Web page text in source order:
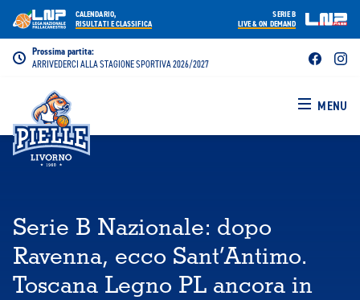
Prossima partita:
ARRIVEDERCI ALLA STAGIONE SPORTIVA 2026/2027
MENU
SERIE B
LIVE & ON DEMAND
CALENDARIO,
RISULTATI E CLASSIFICA
Serie B Nazionale: dopo
Ravenna, ecco Sant’Antimo.
Toscana Legno PL ancora in